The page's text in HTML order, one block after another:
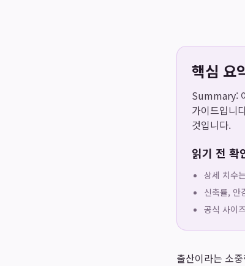
핵심 요
Summary:
가이드입니
것입니다.
읽기 전 확
상세 치수
신축률, 안
공식 사이
출산이라는 소